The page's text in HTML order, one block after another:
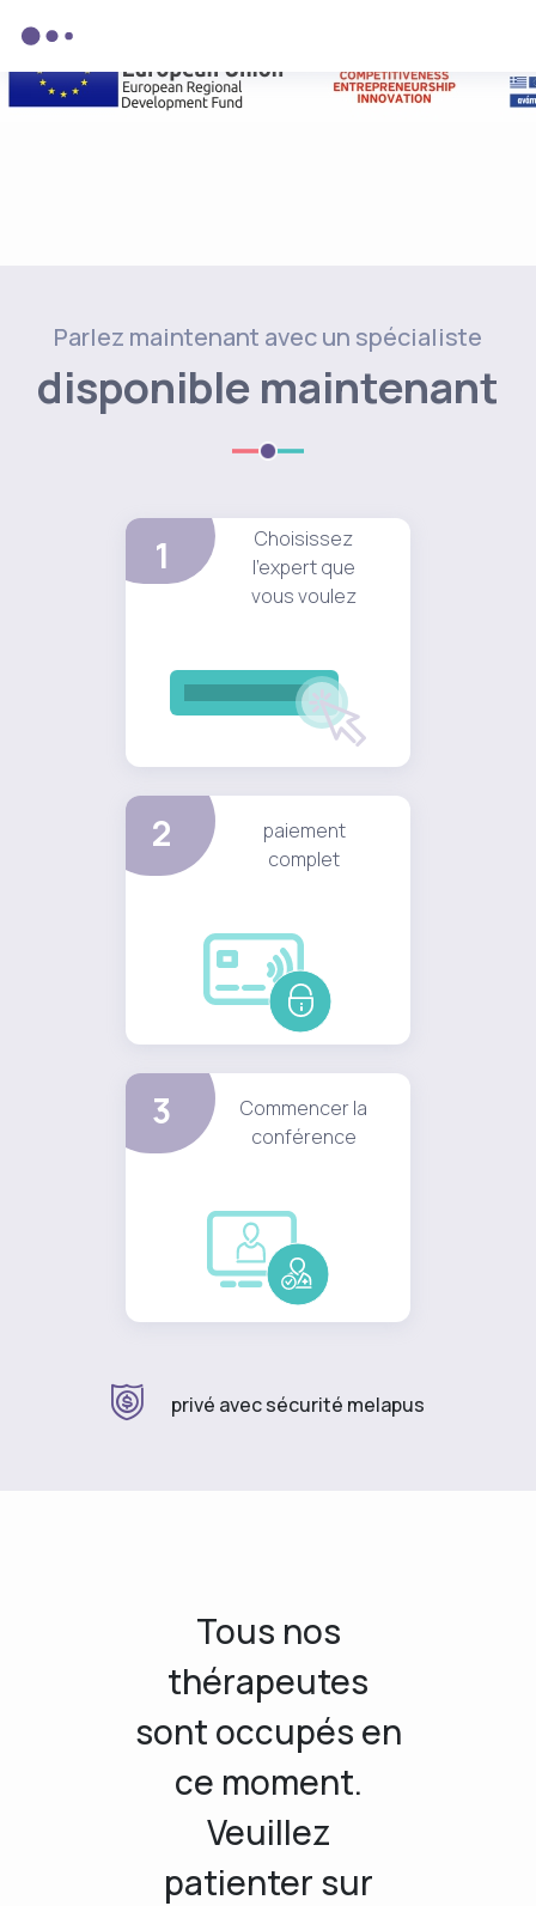
Parlez maintenant avec un spécialiste
disponible maintenant
1
Choisissez
l'expert que
vous voulez
2
paiement
complet
3
Commencer la
conférence
privé avec sécurité melapus
Tous nos
thérapeutes
sont occupés en
ce moment.
Veuillez
patienter sur